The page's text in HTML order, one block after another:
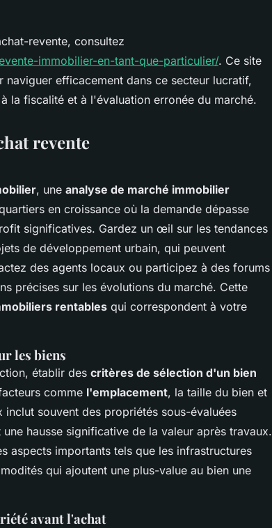
revente, consultez
immobilier-en-tant-que-particulier/. Ce site
efficacement dans ce secteur lucratif,
la fiscalité et à l'évaluation erronée du marché.
revente
, une analyse de marché immobilier
en croissance où la demande dépasse
significatives. Gardez un œil sur les tendances
de développement urbain, qui peuvent
des agents locaux ou participez à des forums
précises sur les évolutions du marché. Cette
rentables qui correspondent à votre
les biens
établir des critères de sélection d'un bien
comme l'emplacement, la taille du bien et
souvent des propriétés sous-évaluées
hausse significative de la valeur après travaux.
aspects importants tels que les infrastructures
qui ajoutent une plus-value au bien une
avant l'achat